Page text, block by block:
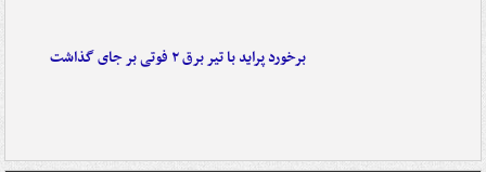
برخورد پراید با تیر برق ۲ فوتی بر جای گذاشت